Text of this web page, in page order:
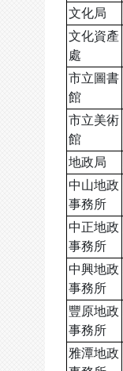
文化局
文化資產
處
市立圖書
館
市立美術
館
地政局
中山地政
事務所
中正地政
事務所
中興地政
事務所
豐原地政
事務所
雅潭地政